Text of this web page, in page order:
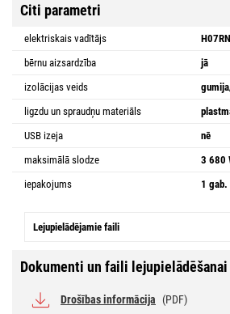
Citi parametri
elektriskais vadītājs
bērnu aizsardzība
jā
izolācijas veids
ligzdu un spraudņu materiāls
USB izeja
nē
maksimālā slodze
3 680
iepakojums
1 gab.
Lejupielādējamie faili
Dokumenti un faili lejupielādēšanai
Drošības informācija (PDF)